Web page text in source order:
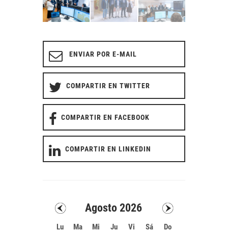
ENVIAR POR E-MAIL
COMPARTIR EN TWITTER
COMPARTIR EN FACEBOOK
COMPARTIR EN LINKEDIN
Agosto 2026
Lu Ma Mi Ju Vi Sá
Do